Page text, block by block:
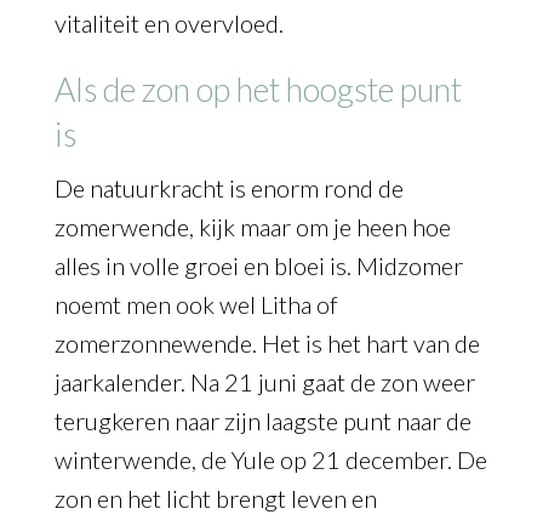
vitaliteit en overvloed.
Als de zon op het hoogste punt
is
De natuurkracht is enorm rond de
zomerwende, kijk maar om je heen hoe
alles in volle groei en bloei is. Midzomer
noemt men ook wel Litha of
zomerzonnewende. Het is het hart van de
jaarkalender. Na 21 juni gaat de zon weer
terugkeren naar zijn laagste punt naar de
winterwende, de Yule op 21 december. De
zon en het licht brengt leven en